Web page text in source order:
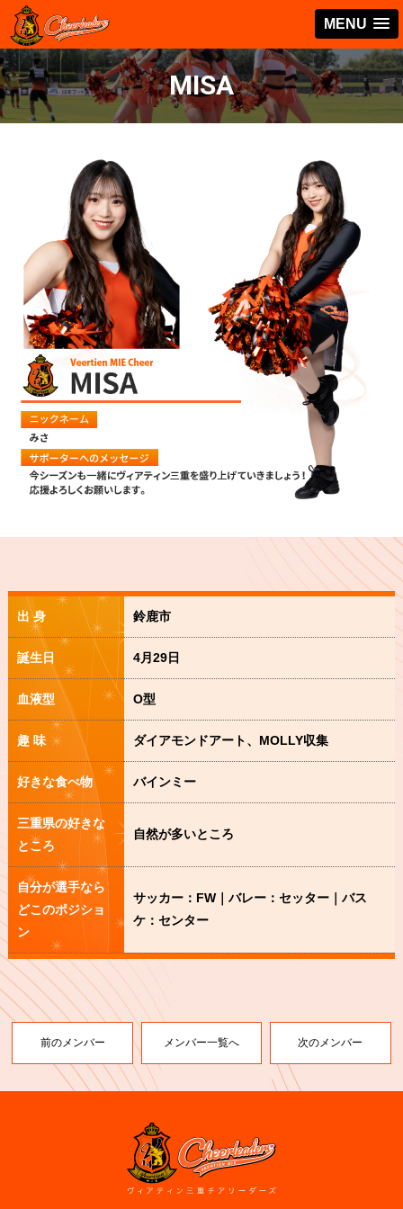
MENU
MISA
出 身 鈴鹿市
誕生日 4月29日
血液型 O型
趣 味 ダイアモンドアート、MOLLY収集
好きな食べ物 バインミー
三重県の好きな
ところ
自然が多いところ
自分が選手なら
どこのポジショ
ン
サッカー：FW｜バレー：セッター｜バス
ケ：センター
前のメンバー メンバー一覧へ 次のメンバー